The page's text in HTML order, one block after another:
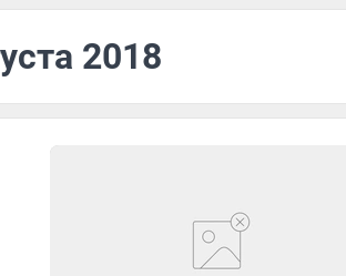
2018